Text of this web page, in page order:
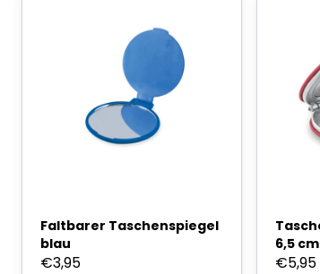
Faltbarer Taschenspiegel
blau
€3,95
6,5 cm
€5,95